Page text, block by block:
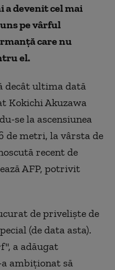
a devenit cel mai
pe vârful
care nu
el.
decât ultima dată
Kokichi Akuzawa
se la ascensiunea
de metri, la vârsta de
recent de
AFP, potrivit
de privelişte de
(de data asta).
a adăugat
ambiţionat să